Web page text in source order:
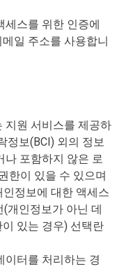
세스를 위한 인증에
일 주소를 사용합니
지원 서비스를 제공하
정보(BCI) 외의 정보
나 포함하지 않은 로
한이 있을 수 있으며
정보에 대한 액세스
개인정보가 아닌 데
있는 경우) 선택란
이터를 처리하는 경